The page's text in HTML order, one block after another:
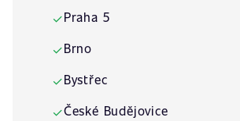
✓Praha 5
✓Brno
✓Bystřec
✓České Budějovice